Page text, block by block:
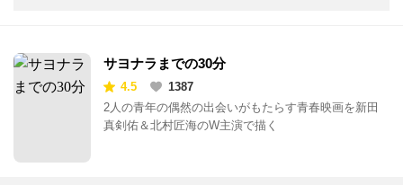
サヨナラまでの30分
4.5
1387
2人の青年の偶然の出会いがもたらす青春映画を新田
真剣佑＆北村匠海のW主演で描く